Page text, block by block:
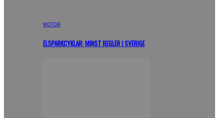
MOTOR
ELSPARKCYKLAR: MINST REGLER I SVERIGE